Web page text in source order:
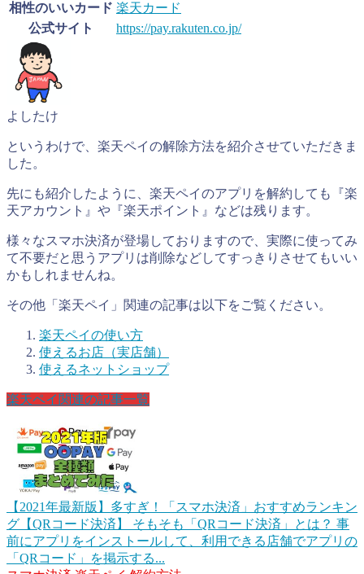
相性のいいカード 楽天カード
公式サイト
https://pay.rakuten.co.jp/
よしたけ
というわけで、楽天ペイの解除方法を紹介させていただきま
した。
先にも紹介したように、楽天ペイのアプリを解約しても『楽
天アカウント』や『楽天ポイント』などは残ります。
様々なスマホ決済が登場しておりますので、実際に使ってみ
て不要だと思うアプリは削除などしてすっきりさせてもいい
かもしれませんね。
その他「楽天ペイ」関連の記事は以下をご覧ください。
楽天ペイの使い方
使えるお店（実店舗）
使えるネットショップ
楽天ペイ関連の記事一覧
【2021年最新版】多すぎ！「スマホ決済」おすすめランキン
グ【QRコード決済】
そもそも「QRコード決済」とは？ 事
前にアプリをインストールして、利用できる店舗でアプリの
「QRコード」を掲示する...